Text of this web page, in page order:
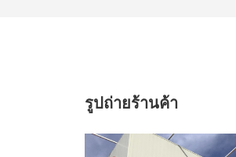
รูปถ่ายร้านค้า